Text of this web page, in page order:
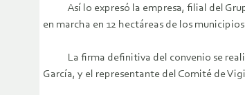
Así lo expresó la empresa, filial del
en marcha en 12 hectáreas de los
La firma definitiva del convenio se
García, y el representante del Comité de